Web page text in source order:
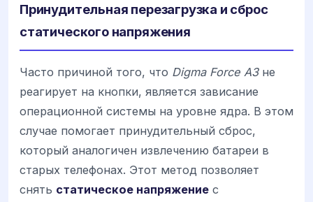
Принудительная перезагрузка и сброс
статического напряжения
Часто причиной того, что Digma Force A3не
реагирует на кнопки, является зависание
операционной системы на уровне ядра. В этом
случае помогает принудительный сброс,
который аналогичен извлечению батареи в
старых телефонах. Этот метод позволяет
снять статическое напряжение с